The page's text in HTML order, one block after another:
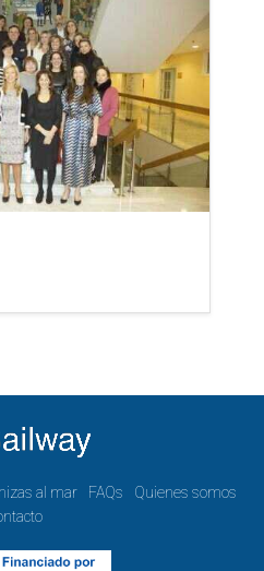
al mar FAQs
Quienes somos